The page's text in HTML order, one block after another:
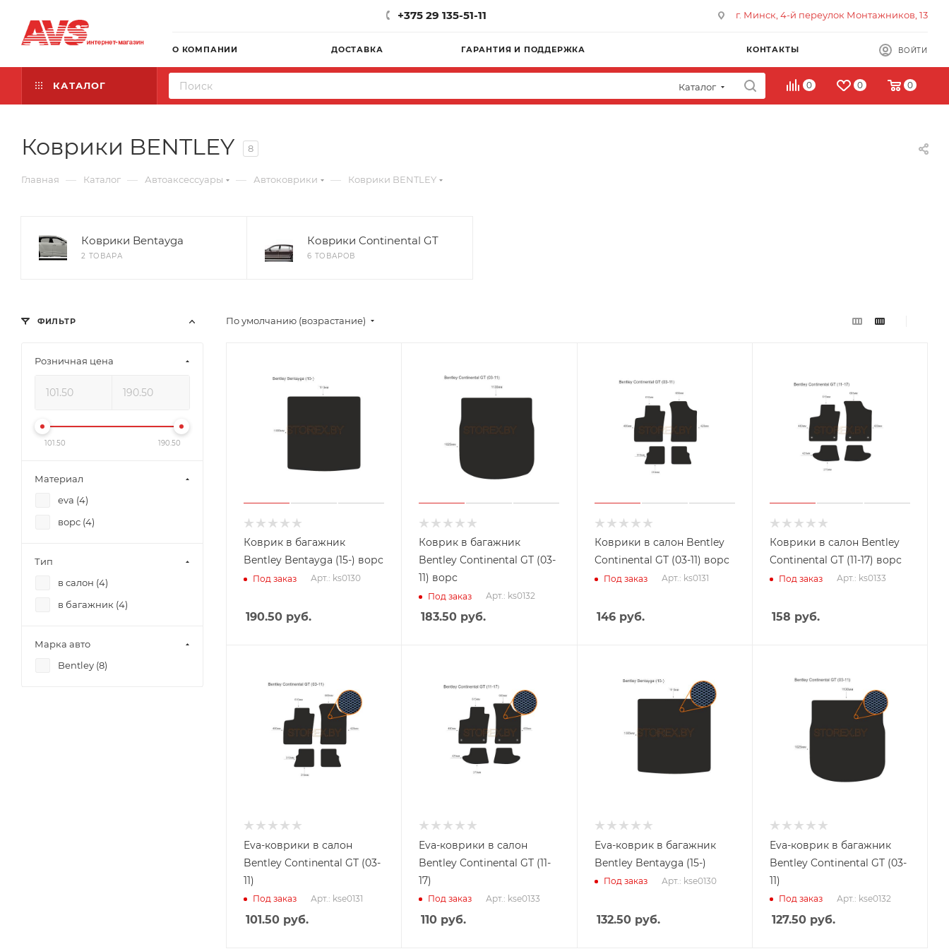
+375 29 135-51-11 г. Минск, 4-й переулок Монтажников, 13
О КОМПАНИИ ДОСТАВКА ГАРАНТИЯ И ПОДДЕРЖКА КОНТАКТЫ ВОЙТИ
КАТАЛОГ Каталог 0 0 0
Коврики BENTLEY 8
Главная — Каталог — Автоаксессуары — Автоковрики — Коврики BENTLEY
Коврики Bentayga
2 ТОВАРА
Коврики Continental GT
6 ТОВАРОВ
По умолчанию (возрастание)
Коврик в багажник
Bentley Bentayga (15-) ворс
Под заказ Арт.: ks0130
190.50 руб.
Коврик в багажник
Bentley Continental GT (03-
11) ворс
Под заказ Арт.: ks0132
183.50 руб.
Коврики в салон Bentley
Continental GT (03-11) ворс
Под заказ Арт.: ks0131
146руб.
Коврики в салон Bentley
Continental GT (11-17) ворс
Под заказ Арт.: ks0133
158 руб.
Eva-коврики в салон
Bentley Continental GT (03-
11)
Под заказ Арт.: kse0131
101.50 руб.
Eva-коврики в салон
Bentley Continental GT (11-
17)
Под заказ Арт.: kse0133
110 руб.
Eva-коврик в багажник
Bentley Bentayga (15-)
Под заказ Арт.: kse0130
132.50руб.
Eva-коврик в багажник
Bentley Continental GT (03-
11)
Под заказ Арт.: kse0132
127.50руб.
ФИЛЬТР
Розничная цена
101.50 190.50
Материал
eva (4)
ворс (4)
Тип
в салон (4)
в багажник (4)
Марка авто
Bentley (8)